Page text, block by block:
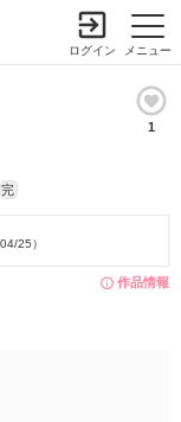
メニュー
ログイン
1
作品情報
25）
完